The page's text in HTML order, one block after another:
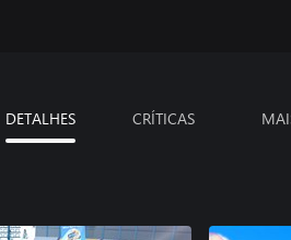
DETALHES CRÍTICAS